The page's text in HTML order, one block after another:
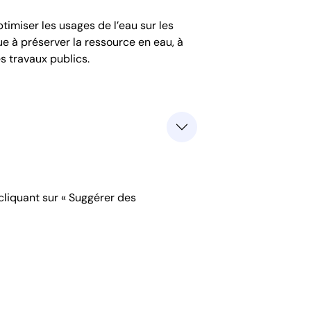
les usages de l’eau sur les
à préserver la ressource en eau, à
travaux publics.
sur « Suggérer des